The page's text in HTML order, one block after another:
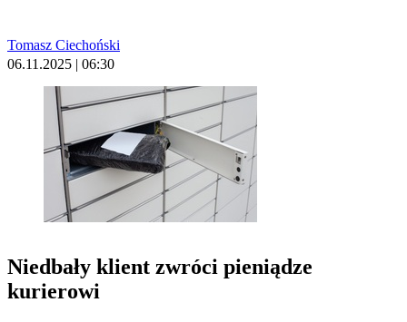
Tomasz Ciechoński
06.11.2025 | 06:30
Niedbały klient zwróci pieniądze
kurierowi